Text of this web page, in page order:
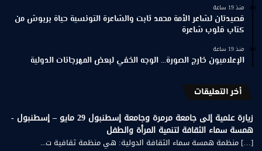
منذ 19 ساعة
قصيدتان لشاعر الأمة محمد ثابت والشاعرة التونسية حياة بربوش من
كتاب قلوب شاعرة
منذ 19 ساعة
الإعلاميون خارج الصورة… الوجه الخفي لبعض المهرجانات الدولية
أخر التعليقات
زيارة علمية إلى جامعة مرمرة وجامعة إسطنبول 29 مايو – إسطنبول -
همسة سماء الثقافة لتنمية المرأة والطفل
[…] منظمة همسة سماء الثقافة الدولية: هي منظمة ثقافية ت...